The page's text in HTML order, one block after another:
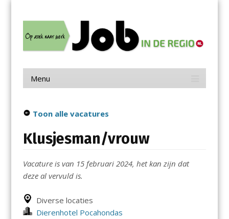
contentJob in de Regio
Menu
Toon alle vacatures
Klusjesman/vrouw
Vacature is van 15 februari 2024, het kan zijn dat
deze al vervuld is.
Diverse locaties
Dierenhotel Pocahondas